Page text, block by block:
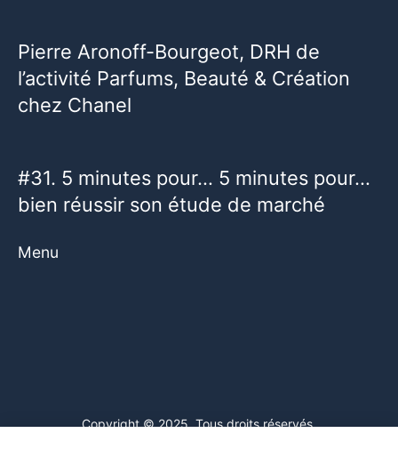
Pierre Aronoff-Bourgeot, DRH de
l’activité Parfums, Beauté & Création
chez Chanel
#31. 5 minutes pour… 5 minutes pour…
bien réussir son étude de marché
Menu
Copyright © 2025. Tous droits réservés.